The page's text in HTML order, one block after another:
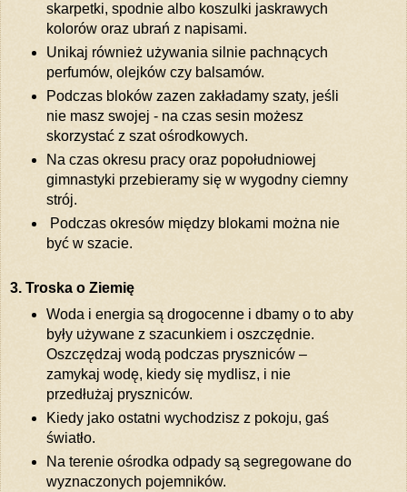
skarpetki, spodnie albo koszulki jaskrawych
kolorów oraz ubrań z napisami.
Unikaj również używania silnie pachnących
perfumów, olejków czy balsamów.
Podczas bloków zazen zakładamy szaty, jeśli
nie masz swojej - na czas sesin możesz
skorzystać z szat ośrodkowych.
Na czas okresu pracy oraz popołudniowej
gimnastyki przebieramy się w wygodny ciemny
strój.
Podczas okresów między blokami można nie
być w szacie.
3. Troska o Ziemię
Woda i energia są drogocenne i dbamy o to aby
były używane z szacunkiem i oszczędnie.
Oszczędzaj wodą podczas pryszniców –
zamykaj wodę, kiedy się mydlisz, i nie
przedłużaj pryszniców.
Kiedy jako ostatni wychodzisz z pokoju, gaś
światło.
Na terenie ośrodka odpady są segregowane do
wyznaczonych pojemników.